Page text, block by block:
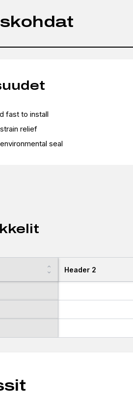
fast to install
relief
seal
Header 2